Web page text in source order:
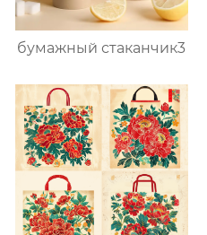
бумажный стаканчик3